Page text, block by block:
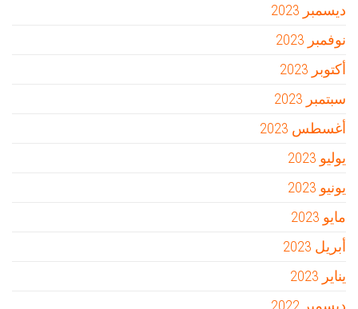
ديسمبر 2023
نوفمبر 2023
أكتوبر 2023
سبتمبر 2023
أغسطس 2023
يوليو 2023
يونيو 2023
مايو 2023
أبريل 2023
يناير 2023
ديسمبر 2022